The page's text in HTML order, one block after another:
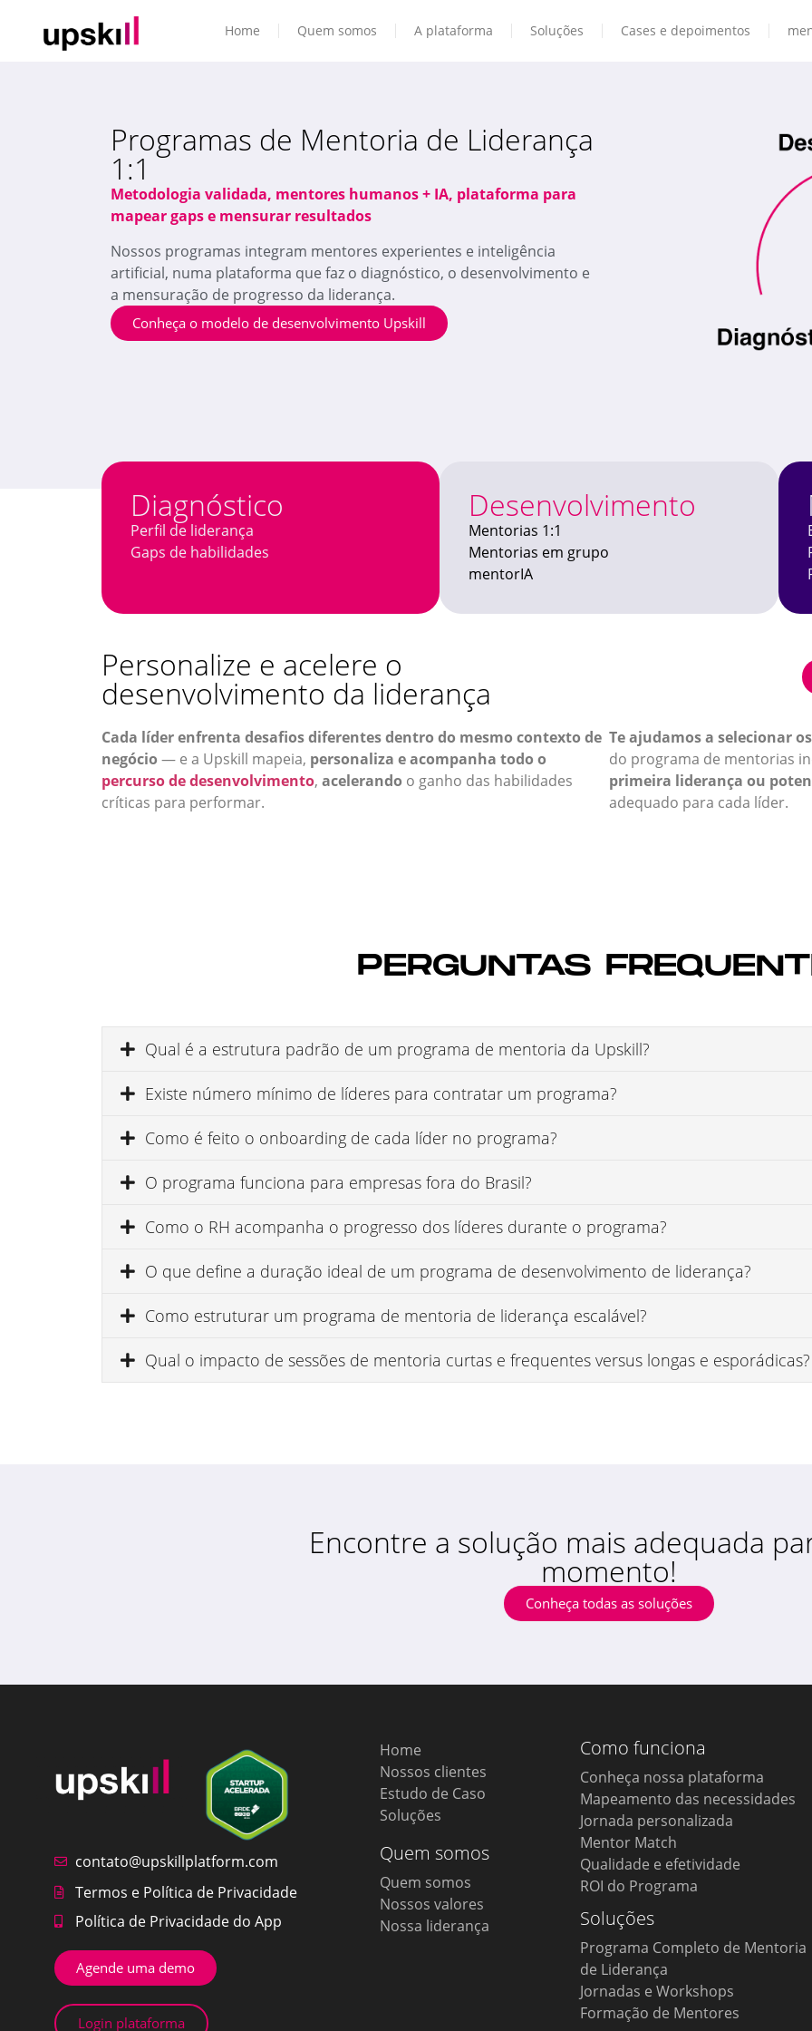
Home Quem somos A plataforma Soluções Cases e depoimentos
Programas de Mentoria de Liderança
1:1
Metodologia validada, mentores humanos + IA, plataforma para
mapear gaps e mensurar resultados
Nossos programas integram mentores experientes e inteligência
artificial, numa plataforma que faz o diagnóstico, o desenvolvimento e
a mensuração de progresso da liderança.
Conheça o modelo de desenvolvimento Upskill
Diagnóstico
Perfil de liderança
Gaps de habilidades
Desenvolvimento
Mentorias 1:1
Mentorias em grupo
mentorIA
Personalize e acelere o
desenvolvimento da liderança
Cada líder enfrenta desafios diferentes dentro do mesmo contexto de
negócio — e a Upskill mapeia, personaliza e acompanha todo o
percurso de desenvolvimento, acelerando o ganho das habilidades
críticas para performar.
Te ajudamos a selecionar
do programa de mentorias
primeira liderança ou
adequado para cada líder.
PERGUNTAS
Qual é a estrutura padrão de um programa de mentoria da Upskill?
Existe número mínimo de líderes para contratar um programa?
Como é feito o onboarding de cada líder no programa?
O programa funciona para empresas fora do Brasil?
Como o RH acompanha o progresso dos líderes durante o programa?
O que define a duração ideal de um programa de desenvolvimento de liderança?
Como estruturar um programa de mentoria de liderança escalável?
Qual o impacto de sessões de mentoria curtas e frequentes versus longas e esporádicas?
Encontre a solução mais adequada
momento!
Conheça todas as soluções
contato@upskillplatform.com
Termos e Política de Privacidade
Política de Privacidade do App
Agende uma demo
Login plataforma
Home
Nossos clientes
Estudo de Caso
Soluções
Quem somos
Quem somos
Nossos valores
Nossa liderança
Como funciona
Conheça nossa plataforma
Mapeamento das necessidades
Jornada personalizada
Mentor Match
Qualidade e efetividade
ROI do Programa
Soluções
Programa Completo de Mentoria
de Liderança
Jornadas e Workshops
Formação de Mentores